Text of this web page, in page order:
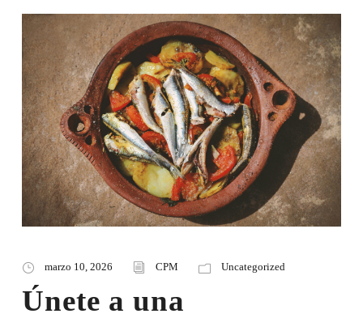
marzo 10, 2026 CPM Uncategorized
Únete a una